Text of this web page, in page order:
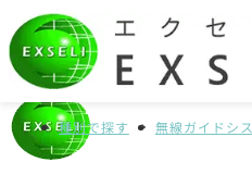
種別で探す 無線ガイドシ